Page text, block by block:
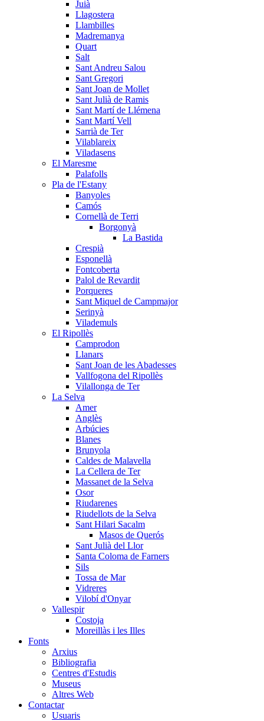
Juià
Llagostera
Llambilles
Madremanya
Quart
Salt
Sant Andreu Salou
Sant Gregori
Sant Joan de Mollet
Sant Julià de Ramis
Sant Martí de Llémena
Sant Martí Vell
Sarrià de Ter
Vilablareix
Viladasens
El Maresme
Palafolls
Pla de l'Estany
Banyoles
Camós
Cornellà de Terri
Borgonyà
La Bastida
Crespià
Esponellà
Fontcoberta
Palol de Revardit
Porqueres
Sant Miquel de Campmajor
Serinyà
Vilademuls
El Ripollès
Camprodon
Llanars
Sant Joan de les Abadesses
Vallfogona del Ripollès
Vilallonga de Ter
La Selva
Amer
Anglès
Arbúcies
Blanes
Brunyola
Caldes de Malavella
La Cellera de Ter
Massanet de la Selva
Osor
Riudarenes
Riudellots de la Selva
Sant Hilari Sacalm
Masos de Querós
Sant Julià del Llor
Santa Coloma de Farners
Sils
Tossa de Mar
Vidreres
Vilobí d'Onyar
Vallespir
Costoja
Moreillàs i les Illes
Fonts
Arxius
Bibliografia
Centres d'Estudis
Museus
Altres Web
Contactar
Usuaris